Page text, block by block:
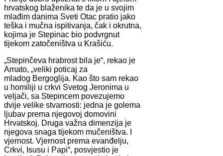
hrvatskog blaženika te da je u svojim
mlađim danima Sveti Otac pratio jako
teška i mučna ispitivanja, čak i okrutna,
kojima je Stepinac bio podvrgnut
tijekom zatočeništva u Krašiću.
„Stepinčeva hrabrost bila je“, rekao je
Amato, „veliki poticaj za
mladog Bergoglija. Kao što sam rekao
u homiliji u crkvi Svetog Jeronima u
veljači, sa Stepincem povezujemo
dvije velike stvarnosti: jedna je golema
ljubav prema njegovoj domovini
Hrvatskoj. Druga važna dimenzija je
njegova snaga tijekom mučeništva. I
vjernost. Vjernost prema evanđelju,
Crkvi, Isusu i Papi“, posvjestio je